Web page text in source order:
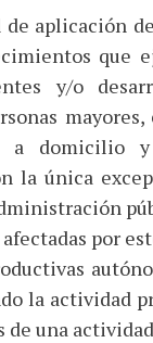
aplicación
que
y/o
a domicilio
la única
por
la actividad
de una